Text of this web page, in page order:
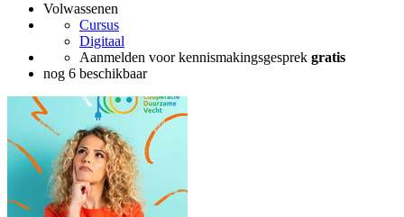
Volwassenen
Cursus
Digitaal
Aanmelden voor kennismakingsgesprek gratis
nog 6 beschikbaar